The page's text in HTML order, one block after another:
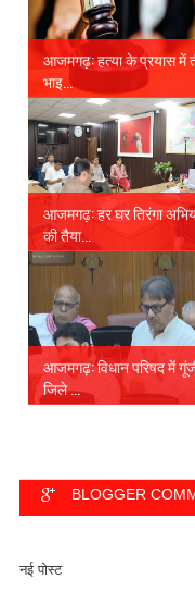
आजमगढ़: हत्या के प्रयास में
भाइ...
आजमगढ़: हर घर तिरंगा
की तैया...
आजमगढ़: विधान परिषद में
जिले ...
BLOGGER
नई पोस्ट